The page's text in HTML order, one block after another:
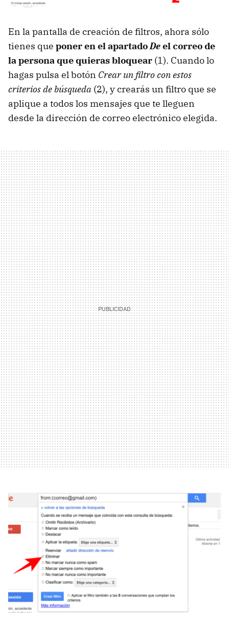
En la pantalla de creación de filtros, ahora sólo
tienes que poner en el apartadoDeel correo de
la persona que quieras bloquear (1). Cuando lo
hagas pulsa el botón Crear un filtro con estos
criterios de búsqueda (2), y crearás un filtro que se
aplique a todos los mensajes que te lleguen
desde la dirección de correo electrónico elegida.